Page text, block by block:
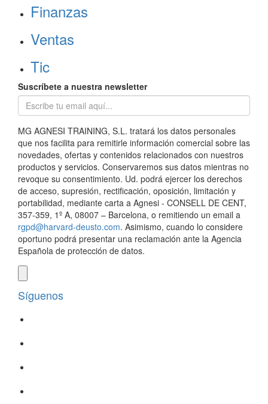
Finanzas
Ventas
Tic
Suscríbete a nuestra newsletter
MG AGNESI TRAINING, S.L. tratará los datos personales
que nos facilita para remitirle información comercial sobre las
novedades, ofertas y contenidos relacionados con nuestros
productos y servicios. Conservaremos sus datos mientras no
revoque su consentimiento. Ud. podrá ejercer los derechos
de acceso, supresión, rectificación, oposición, limitación y
portabilidad, mediante carta a Agnesi - CONSELL DE CENT,
357-359, 1º A, 08007 – Barcelona, o remitiendo un email a
rgpd@harvard-deusto.com. Asimismo, cuando lo considere
oportuno podrá presentar una reclamación ante la Agencia
Española de protección de datos.
Síguenos